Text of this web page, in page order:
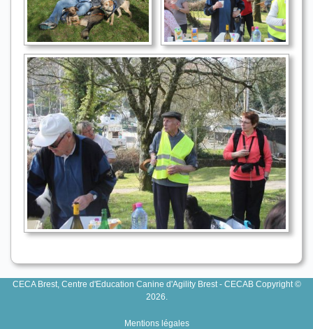
CECA Brest, Centre d'Education Canine d'Agility Brest - CECAB Copyright ©
2026.
Mentions légales